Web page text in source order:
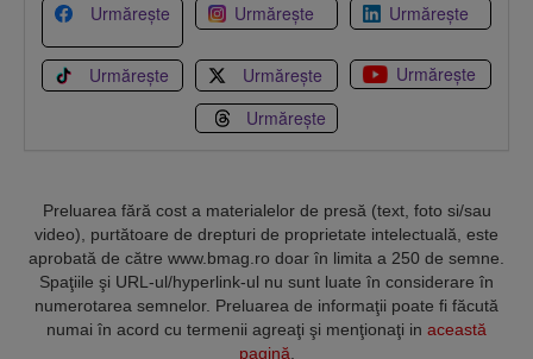
Urmărește Urmărește Urmărește
Urmărește Urmărește
Urmărește
Urmărește
Preluarea fără cost a materialelor de presă (text, foto si/sau
video), purtătoare de drepturi de proprietate intelectuală, este
aprobată de către www.bmag.ro doar în limita a 250 de semne.
Spaţiile şi URL-ul/hyperlink-ul nu sunt luate în considerare în
numerotarea semnelor. Preluarea de informaţii poate fi făcută
numai în acord cu termenii agreaţi şi menţionaţi in această
pagină.